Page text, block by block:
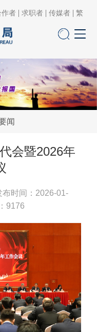
作者 求职者 传媒者 繁
闻
会暨2026年
时间：2026-01-
9176